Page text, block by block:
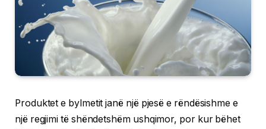
Produktet e bylmetit janë një pjesë e rëndësishme e
një regjimi të shëndetshëm ushqimor, por kur bëhet